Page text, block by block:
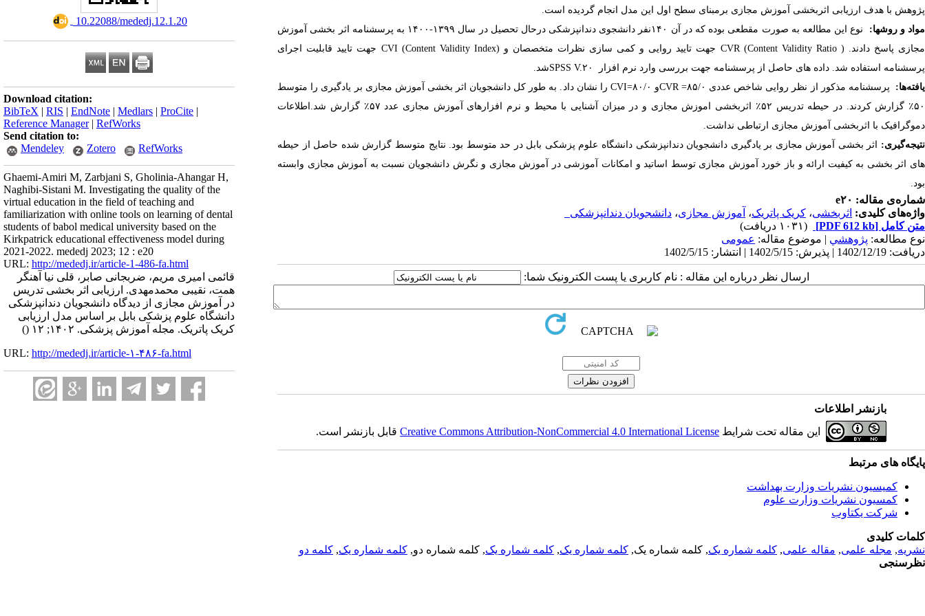
‎ 10.22088/mededj.12.1.20
Download citation:
BibTeX | RIS | EndNote | Medlars | ProCite |
Reference Manager| RefWorks
Send citation to:
Mendeley
Zotero RefWorks
Ghaemi-Amiri M, Zarbjani S, Gholinia-Ahangar H,
Naghibi-Sistani M. Investigating the quality of the
virtual education in the field of teaching and
familiarization with online tools on learning of dental
students of babol medical university based on the
Kirkpatrick educational effectiveness model during
2021-2022. mededj 2023; 12 : e20
URL: http://mededj.ir/article-1-486-fa.html
قائمی امیری مریم، ضربجانی صابر، قلی نیا آهنگر
همت، نقیبی محمدمهدی. ارزیابی اثر بخشی تدریس
در آموزش مجازی از دیدگاه دانشجویان دندانپزشکی
دانشگاه علوم پزشکی بابل بر اساس مدل ارزیابی
کریک پاتریک. مجله آموزش پزشکی. ۱۴۰۲; ۱۲
()
URL: http://mededj.ir/article-۱-۴۸۶-fa.html
پژوهش با هدف ارزیابی اثربخشی آموزش مجازی برمبنای سطح اول این مدل انجام گردیده است
مواد و روش­ها:
نوع این مطالعه به صورت مقطعی بوده که در آن ۱۴۰نفر دانشجوی دندانپزشکی درحال تحصیل در سال ۱۳۹۹-۱۴۰۰ به پرسشنامه اثر بخشی آموزش
مجازی پاسخ دادند. (
Content Validity Ratio
)
CVR جهت تایید روایی و کمی سازی نظرات متخصصان و (
Content Validity Index
)
CVI جهت تایید قابلیت اجرای
پرسشنامه استفاده شد. داده های حاصل از پرسشنامه جهت بررسی وارد نرم افزار
SPSS V.۲۰شد.
یافته‌ها:
پرسشنامه مذکور از نظر روایی شاخص عددی ۸۵/۰= CVRو ۸۰/۰= CVI را نشان د اد
. به طور کل دانشجویان اثر بخشی آموزش مجازی بر یادگیری را متوسط
۵۰٪ گزارش کردند. در حیطه تدریس ۵۲ ٪ اثربخشی اموزش مجازی و در میزان آشنایی با محیط و نرم افزارهای آموزش مجازی عدد ۵۷ ٪ گزارش شد.اطلاعات
دموگرافیک با اثربخشی آموزش مجازی ارتباطی نداشت.
نتیجه‌گیری: اثر بخشی آموزش مجازی بر یادگیری دانشجویان دندانپزشکی دانشگاه علوم پزشکی بابل در حد متوسط بود. نتایج متوسط گزارش شده حاصل از حیطه
های اثر بخشی به کیفیت ارائه و باز خورد آموزش مجازی توسط اساتید و امکانات آموزشی در آموزش مجازی و نگرش دانشجویان نسبت به آموزش مجازی وابسته
بود
شماره‌ی مقاله: e۲۰
واژه‌های کلیدی: اثربخشی، کریک پاتریک، آموزش مجازی، دانشجویان دندانپزشکی
متن کامل [PDF 612 kb]
(۱۰۳۱ دریافت)
نوع مطالعه: پژوهشي | موضوع مقاله: عمومى
دریافت: 1402/12/19 | پذیرش: 1402/5/15 | انتشار: 1402/5/15
ارسال نظر درباره این مقاله : نام کاربری یا پست الکترونیک شما:
بازنشر اطلاعات
این مقاله تحت شرایط Creative Commons Attribution-NonCommercial 4.0 International Licenseقابل بازنشر است.
پایگاه های مرتبط
کمیسیون نشریات وزارت بهداشت
کمسیون نشریات وزارت علوم
شرکت یکتاوب
کلمات کلیدی
نشریه, مجله علمی, مقاله علمی, کلمه شماره یک, کلمه شماره یک, کلمه شماره یک, کلمه شماره یک, کلمه شماره دو, کلمه شماره یک, کلمه دو
نظرسنجی